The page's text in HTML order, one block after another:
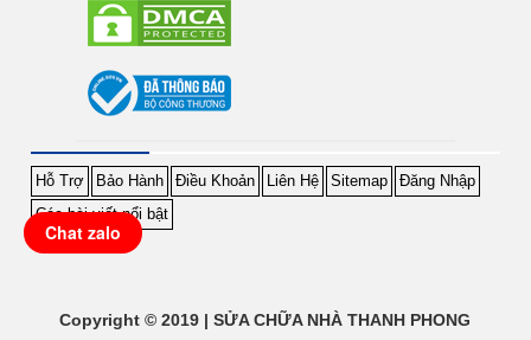
Hỗ Trợ Bảo Hành Điều Khoản Liên Hệ Sitemap
Đăng Nhập
Các bài viết nổi bật
Copyright © 2019 | SỬA CHỮA NHÀ THANH PHONG
Chat zalo